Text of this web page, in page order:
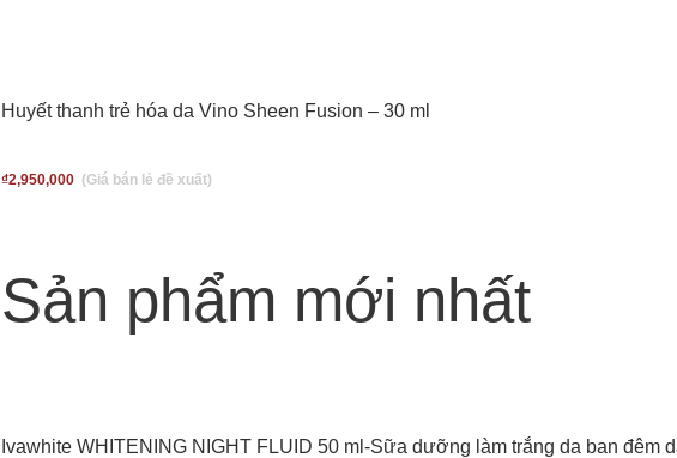
Huyết thanh trẻ hóa da Vino Sheen Fusion – 30 ml
₫2,950,000
Sản phẩm mới nhất
Ivawhite WHITENING NIGHT FLUID 50 ml-Sữa dưỡng làm trắng da ban đêm